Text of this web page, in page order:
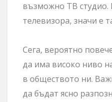
възможно ТВ студио.
телевизора, значи е
Сега, вероятно
да има високо ниво
в обществото ни.
да бъдат ясно